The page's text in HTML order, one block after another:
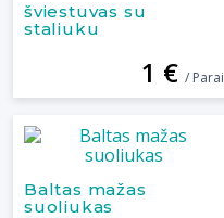
šviestuvas su
staliuku
1 € / Parai
Baltas mažas
suoliukas